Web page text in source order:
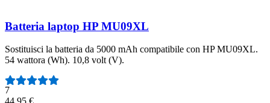
Batteria laptop HP MU09XL
Sostituisci la batteria da 5000 mAh compatibile con HP MU09XL.
54 wattora (Wh). 10,8 volt (V).
Numero di recensioni:
7